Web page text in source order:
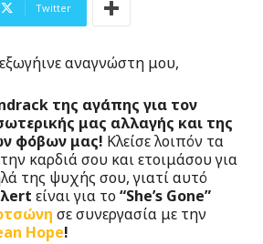
Twitter
αναγνώστη μου,
της αγάπης για τον
μας αλλαγής και της
φόβων μας! Κλείσε λοιπόν τα
καρδιά σου και ετοιμάσου για
της ψυχής σου, γιατί αυτό
είναι για το“She’s Gone”
σε συνεργασία με την
Hope!